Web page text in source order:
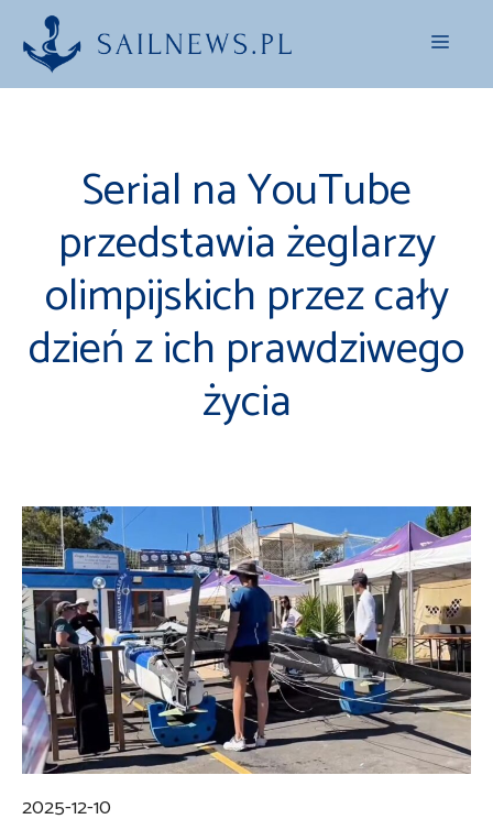
Przejdź
treści
Menu
Serial na YouTube
przedstawia żeglarzy
olimpijskich przez cały
dzień z ich prawdziwego
życia
2025-12-10